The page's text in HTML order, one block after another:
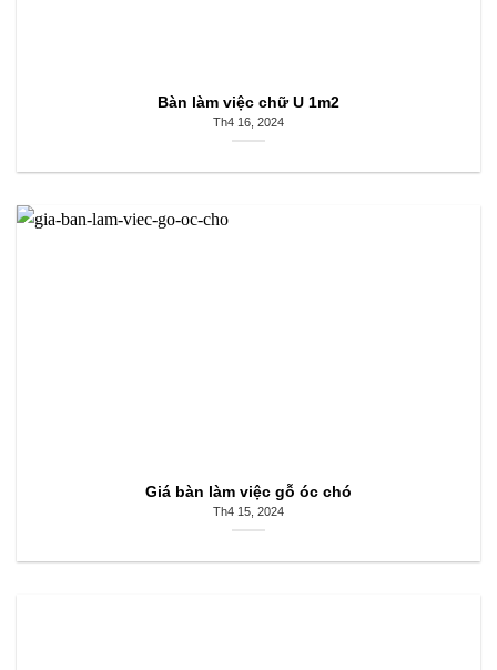
Bàn làm việc chữ U 1m2
Th4 16, 2024
Giá bàn làm việc gỗ óc chó
Th4 15, 2024